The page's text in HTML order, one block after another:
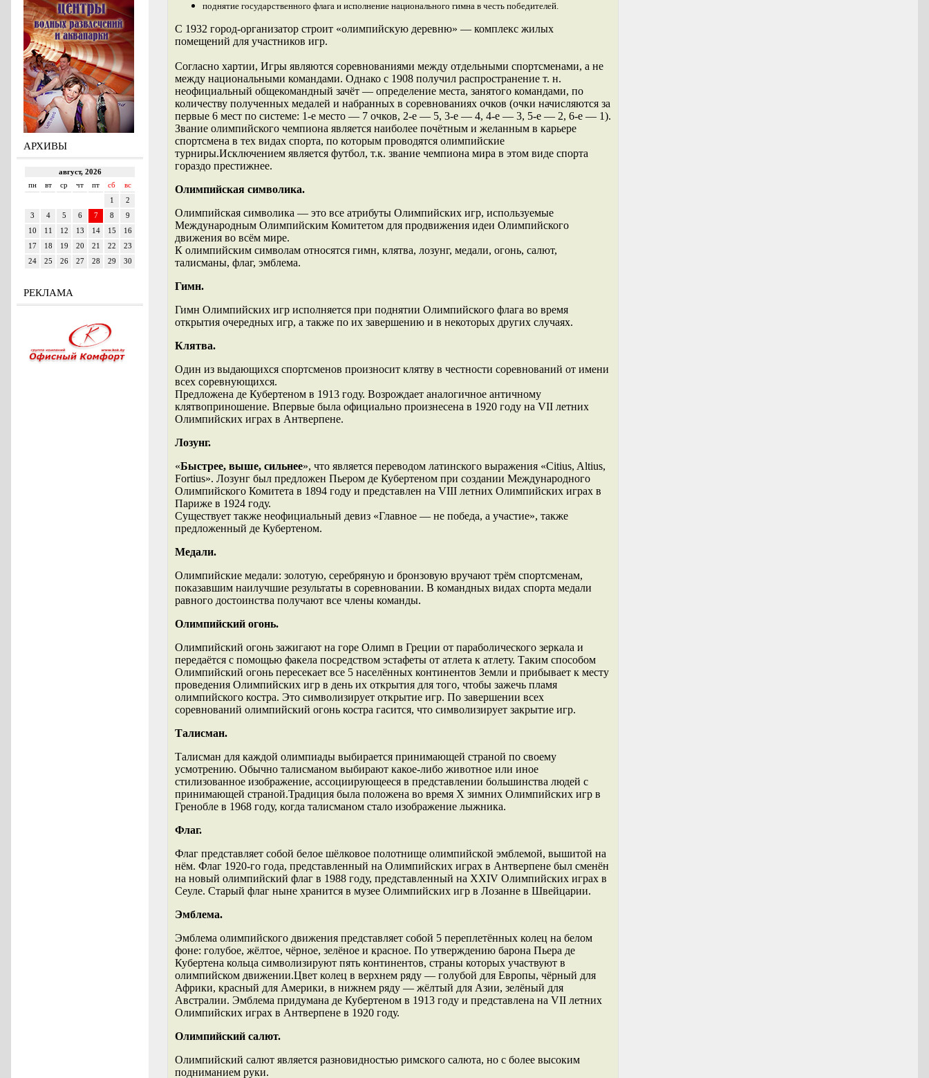
АРХИВЫ
РЕКЛАМА
поднятие государственного флага и исполнение национального гимна в честь победителей.
С 1932 город-организатор строит «олимпийскую деревню» — комплекс жилых
помещений для участников игр.
Согласно хартии, Игры являются соревнованиями между отдельными спортсменами, а не
между национальными командами. Однако с 1908 получил распространение т. н.
неофициальный общекомандный зачёт — определение места, занятого командами, по
количеству полученных медалей и набранных в соревнованиях очков (очки начисляются за
первые 6 мест по системе: 1-е место — 7 очков, 2-е — 5, 3-е — 4, 4-е — 3, 5-е — 2, 6-е — 1).
Звание олимпийского чемпиона является наиболее почётным и желанным в карьере
спортсмена в тех видах спорта, по которым проводятся олимпийские
турниры.Исключением является футбол, т.к. звание чемпиона мира в этом виде спорта
гораздо престижнее.
Олимпийская символика.
Олимпийская символика — это все атрибуты Олимпийских игр, используемые
Международным Олимпийским Комитетом для продвижения идеи Олимпийского
движения во всём мире.
К олимпийским символам относятся гимн, клятва, лозунг, медали, огонь, салют,
талисманы, флаг, эмблема.
Гимн.
Гимн Олимпийских игр исполняется при поднятии Олимпийского флага во время
открытия очередных игр, а также по их завершению и в некоторых других случаях.
Клятва.
Один из выдающихся спортсменов произносит клятву в честности соревнований от имени
всех соревнующихся.
Предложена де Кубертеном в 1913 году. Возрождает аналогичное античному
клятвоприношение. Впервые была официально произнесена в 1920 году на VII летних
Олимпийских играх в Антверпене.
Лозунг.
«Быстрее, выше, сильнее», что является переводом латинского выражения «Citius, Altius,
Fortius». Лозунг был предложен Пьером де Кубертеном при создании Международного
Олимпийского Комитета в 1894 году и представлен на VIII летних Олимпийских играх в
Париже в 1924 году.
Существует также неофициальный девиз «Главное — не победа, а участие», также
предложенный де Кубертеном.
Медали.
Олимпийские медали: золотую, серебряную и бронзовую вручают трём спортсменам,
показавшим наилучшие результаты в соревновании. В командных видах спорта медали
равного достоинства получают все члены команды.
Олимпийский огонь.
Олимпийский огонь зажигают на горе Олимп в Греции от параболического зеркала и
передаётся с помощью факела посредством эстафеты от атлета к атлету. Таким способом
Олимпийский огонь пересекает все 5 населённых континентов Земли и прибывает к месту
проведения Олимпийских игр в день их открытия для того, чтобы зажечь пламя
олимпийского костра. Это символизирует открытие игр. По завершении всех
соревнований олимпийский огонь костра гасится, что символизирует закрытие игр.
Талисман.
Талисман для каждой олимпиады выбирается принимающей страной по своему
усмотрению. Обычно талисманом выбирают какое-либо животное или иное
стилизованное изображение, ассоциирующееся в представлении большинства людей с
принимающей страной.Традиция была положена во время X зимних Олимпийских игр в
Гренобле в 1968 году, когда талисманом стало изображение лыжника.
Флаг.
Флаг представляет собой белое шёлковое полотнище олимпийской эмблемой, вышитой на
нём. Флаг 1920-го года, представленный на Олимпийских играх в Антверпене был сменён
на новый олимпийский флаг в 1988 году, представленный на XXIV Олимпийских играх в
Сеуле. Старый флаг ныне хранится в музее Олимпийских игр в Лозанне в Швейцарии.
Эмблема.
Эмблема олимпийского движения представляет собой 5 переплетённых колец на белом
фоне: голубое, жёлтое, чёрное, зелёное и красное. По утверждению барона Пьера де
Кубертена кольца символизируют пять континентов, страны которых участвуют в
олимпийском движении.Цвет колец в верхнем ряду — голубой для Европы, чёрный для
Африки, красный для Америки, в нижнем ряду — жёлтый для Азии, зелёный для
Австралии. Эмблема придумана де Кубертеном в 1913 году и представлена на VII летних
Олимпийских играх в Антверпене в 1920 году.
Олимпийский салют.
Олимпийский салют является разновидностью римского салюта, но с более высоким
подниманием руки.